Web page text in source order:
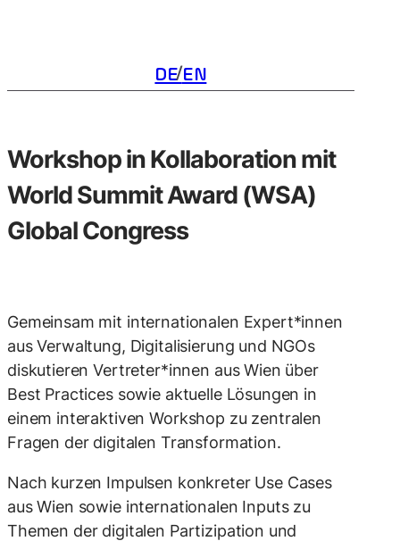
EN
DE
Workshop in Kollaboration mit
World Summit Award (WSA)
Global Congress
Gemeinsam mit internationalen Expert*innen
aus Verwaltung, Digitalisierung und NGOs
diskutieren Vertreter*innen aus Wien über
Best Practices sowie aktuelle Lösungen in
einem interaktiven Workshop zu zentralen
Fragen der digitalen Transformation.
Nach kurzen Impulsen konkreter Use Cases
aus Wien sowie internationalen Inputs zu
Themen der digitalen Partizipation und